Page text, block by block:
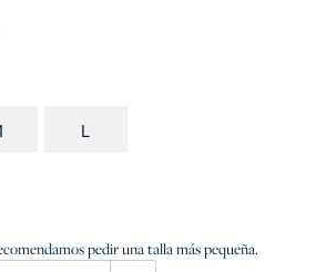
L
pedir una talla más pequeña.